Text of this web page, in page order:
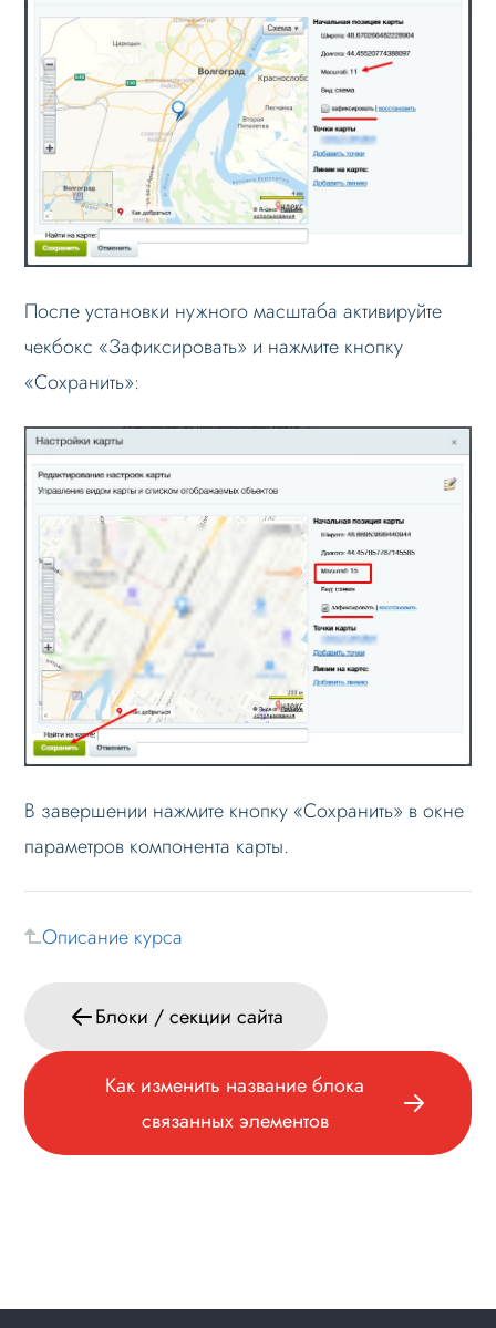
После установки нужного масштаба активируйте
чекбокс «Зафиксировать» и нажмите кнопку
«Сохранить»:
В завершении нажмите кнопку «Сохранить» в окне
параметров компонента карты.
Описание курса
Блоки / секции сайта
Как изменить название блока
связанных элементов